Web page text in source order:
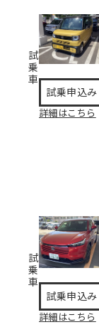
試
乗
車
試乗申込み
詳細はこちら
試
乗
車
試乗申込み
詳細はこちら